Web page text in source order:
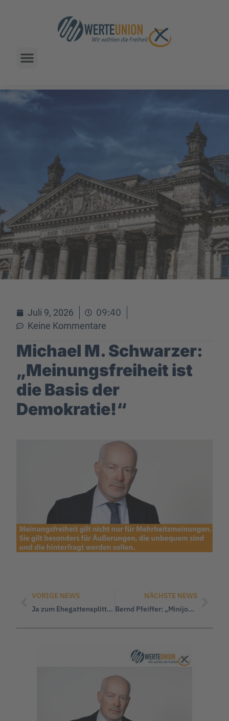
Juli 9, 2026 09:40
Keine Kommentare
Michael M. Schwarzer:
„Meinungsfreiheit ist
die Basis der
Demokratie!“
VORIGE NEWS
Ja zum Ehegattensplitting
NÄCHSTE NEWS
Bernd Pfeiffer: „Minijobs sind keine Kleinigkeit!“